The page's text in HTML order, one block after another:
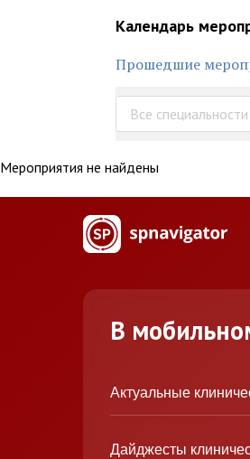
Календарь
Прошедшие
Все специальности
Мероприятия не найдены
В
Актуальные
Дайджесты